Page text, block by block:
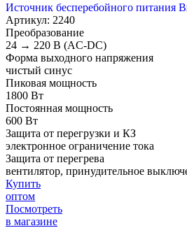
Источник бесперебойного
Артикул: 2240
Преобразование
24 → 220 В (AC-DC)
Форма выходного напряжения
чистый синус
Пиковая мощность
1800 Вт
Постоянная мощность
600 Вт
Защита от перегрузки и КЗ
электронное ограничение тока
Защита от перегрева
вентилятор, принудительное
Купить
оптом
Посмотреть
в магазине